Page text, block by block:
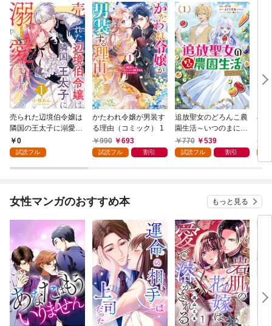
売られた辺境伯令嬢は
隣国の王太子に溺愛さ
れる 1
0
試読フル
かたわれ令嬢が男装す
る理由（コミック） 1
990
693
試読フル 割引
追放聖女のどろんこ農
園生活～いつのまにか
隣国を救ってしまいま
した～（コミック） 1
770 539
試読フル 割引
小
女性マンガのおすすめ本 もっと見る